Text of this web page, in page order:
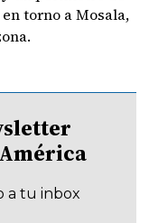
torno a Mosala,
a tu inbox